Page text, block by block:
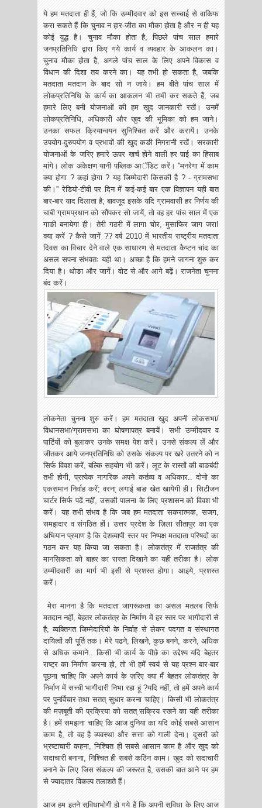
ये हम मतदाता ही हैं, जो कि उम्मीदवार को इस सच्चाई से वाकिफ
करा सकते हैं कि चुनाव न हार-जीत का मौका होता है और न ही यह
कोई युद्ध है। चुनाव मौका होता है, पिछले पांच साल हमारे
जनप्रतिनिधि द्वारा किए गये कार्य व व्यवहार के आकलन का।
चुनाव मौका होता है, अगले पांच साल के लिए अपने विकास व
विधान की दिशा तय करने का। यह तभी हो सकता है, जबकि
मतदाता मतदान के बाद सो न जाये। हम बीते पांच साल में
लोकप्रतिनिधि के कार्य का आकलन भी तभी कर सकते हैं, जब
हमारे लिए बनी योजनाओं की हम खुद जानकारी रखें। उनमें
लोकप्रतिनिधि, अधिकारी और खुद की भूमिका को हम जाने।
उनका सफल क्रियान्वयन सुनिश्चित करें और करायें। उनके
उपयोग-दुरुपयोग व प्रभावों की खुद कङी निगरानी रखें। सरकारी
योजनाओं के जरिए हमारे ऊपर खर्च होने वाली हर पाई का हिसाब
मांगे। लोक अंकेक्षण यानी पब्लिक आॅडिट करें। ''मनरेगा में काम
क्या होगा ? कहां होगा ? यह जिम्मेदारी किसकी है ? - ग्रामसभा
की।'' रेडियो-टीवी पर दिन में कई-कई बार एक विज्ञापन यही बात
बार-बार याद दिलाता है; बावजूद इसके यदि ग्रामवासी हर निर्णय की
चाबी ग्रामप्रधान को सौंपकर सो जायें, तो वह हर पांच साल में एक
गाङी बनायेगा ही। तेरी गठरी में लागा चोर, मुसाफिर जाग जरा!
क्या करें ? कैसे जागें ?? वर्ष 2010 में भारतीय राष्ट्रीय मतदाता
दिवस का विचार देने वाले एक साधारण से मतदाता कैप्टन चांद का
असल सपना संभवतः यही था। अच्छा है कि हमने जागना शुरु कर
दिया है। थोङा और जागें। वोट से और आगे बढ़ें। राजनेता चुनना
बंद करें।
लोकनेता चुनना शुरु करें। हम मतदाता खुद अपनी लोकसभा/
विधानसभा/ग्रामसभा का घोषणापत्र बनायें। सभी उम्मीदवार व
पार्टियों को बुलाकर उनके समक्ष पेश करें। उनसे संकल्प लें और
जीतकर आये जनप्रतिनिधि को उसके संकल्प पर खरे उतरने को न
सिर्फ विवश करें, बल्कि सहयोग भी करें। लूट के रास्तों की बाङबंदी
तभी होगी, प्रत्येक नागरिक अपने कर्तव्य व अधिकार.. दोनो का
एकसमान निर्वाह करें; वरना् लगाई बाङ खेत खायेगी ही। सिटीजन
चार्टर सिर्फ पढें नहीं, उसकी पालना के लिए प्रशासन को विवश भी
करें। यह तभी संभव है कि जब हम मतदाता सकरात्मक, सजग,
समझदार व संगठित हों। उत्तर प्रदेश के ज़िला सीतापुर का एक
अभियान प्रमाण है कि देशव्यापी स्तर पर निष्पक्ष मतदाता परिषदों का
गठन कर यह किया जा सकता है। लोकतंत्र में राजतंत्र की
मानसिकता को बाहर का रास्ता दिखाने का यही तरीका है। लोक
उम्मीदवारी का मार्ग भी इसी से प्रशस्त होगा। आइये, प्रशस्त
करें।
मेरा मानना है कि मतदाता जागरूकता का असल मतलब सिर्फ
मतदान नहीं, बेहतर लोकतंत्र के निर्माण में हर स्तर पर भागीदारी से
है; व्यक्तिगत जिम्मेदारियों के निर्वाह से लेकर पदगत व संस्थागत
दायित्वों की पूर्ति तक। मेरे पढने, लिखने, कुछ बनने, करने, अधिक
से अधिक कमाने.. किसी भी कार्य के पीछे का उद्देश्य यदि बेहतर
राष्ट्र का निर्माण करना हो, तो भी हमें स्वयं से यह प्रश्न बार-बार
पूछना चाहिए कि अपने कार्य के ज़रिए क्या मैं बेहतर लोकतंत्र के
निर्माण में सच्ची भागीदारी निभा रहा हूं ?यदि नहीं, तो हमें अपने कार्य
पर पुनर्विचार तथा सतत् सुधार करना चाहिए। किसी भी लोकतंत्र
की मज़बूती की प्रक्रिया को सतत् सक्रिय रखने का यही तरीका
है। हमें समझना चाहिए कि आज दुनिया का यदि कोई सबसे आसान
काम है, तो वह है व्यवस्था और सत्ता को गाली देना। दूसरों को
भ्रष्टाचारी कहना, निश्चित ही सबसे आसान काम है और खुद को
सदाचारी बनाना, निश्चित ही सबसे कठिन काम। खुद को सदाचारी
बनाने के लिए जिस संकल्प की जरूरत है, उसकी बात आने पर हम
से ज्यादातर विकल्प तलाशते हैं।
आज हम इतने सुविधाभोगी हो गये हैं कि अपनी सुविधा के लिए आज